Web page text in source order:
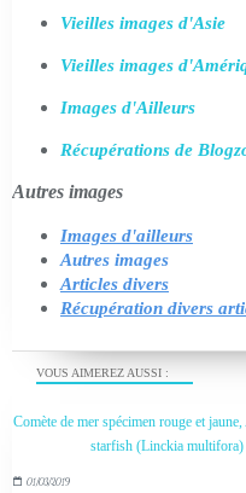
VOUS AIMEREZ AUSSI :
Comète de mer spécimen rouge et
starfish (Linckia
01/03/2019
Vieilles images d'Asie
Vieilles images
Images d'Ailleurs
Récupérations de
Autres images
Images d'ailleurs
Autres images
Articles divers
Récupération divers